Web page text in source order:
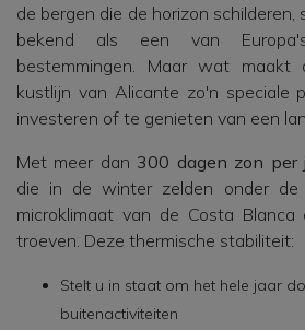
de bergen die de horizon
bekend als een van
bestemmingen. Maar wat
kustlijn van Alicante zo'n speciale
investeren of te genieten van een
Met meer dan 300 dagen zon per
die in de winter zelden onder
microklimaat van de Costa
troeven. Deze thermische stabiliteit:
Stelt u in staat om het hele jaar
buitenactiviteiten